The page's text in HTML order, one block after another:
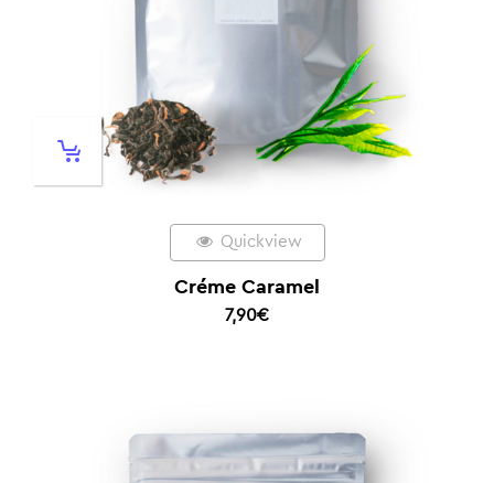
Quickview
Créme Caramel
7,90€